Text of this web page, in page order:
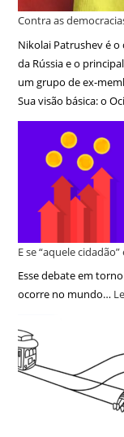
Contra as
Nikolai Patrushev é o
da Rússia e o
um grupo de ex-
Sua visão básica: o
E se “aquele
Esse debate em
ocorre no mundo…